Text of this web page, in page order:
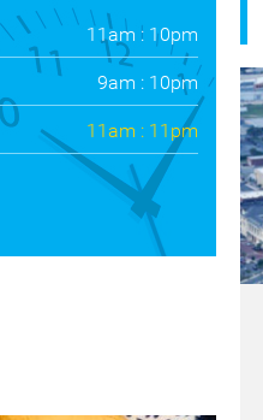
11am : 10pm
9am : 10pm
11am : 11pm